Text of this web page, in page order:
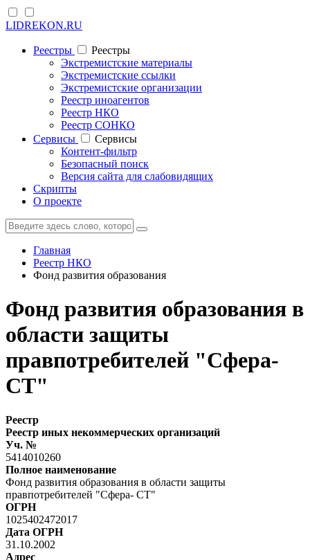
LIDREKON.RU
Реестры
Реестры
Экстремистские материалы
Экстремистские ссылки
Экстремистские организации
Реестр иноагентов
Реестр НКО
Реестр СОНКО
Cервисы
Cервисы
Контент-фильтр
Безопасный поиск
Версия сайта для слабовидящих
Скрипты
О проекте
Главная
Реестр НКО
Фонд развития образования
Фонд развития образования в
области защиты
правпотребителей "Сфера-
СТ"
Реестр
Реестр иных некоммерческих организаций
Уч. №
5414010260
Полное наименование
Фонд развития образования в области защиты
правпотребителей "Сфера- СТ"
ОГРН
1025402472017
Дата ОГРН
31.10.2002
Адрес